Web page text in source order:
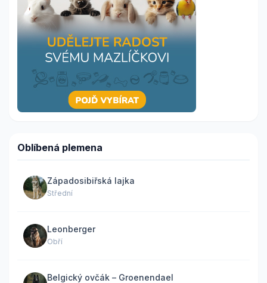
Oblíbená plemena
Západosibiřská lajka
Střední
Leonberger
Obří
Belgický ovčák – Groenendael